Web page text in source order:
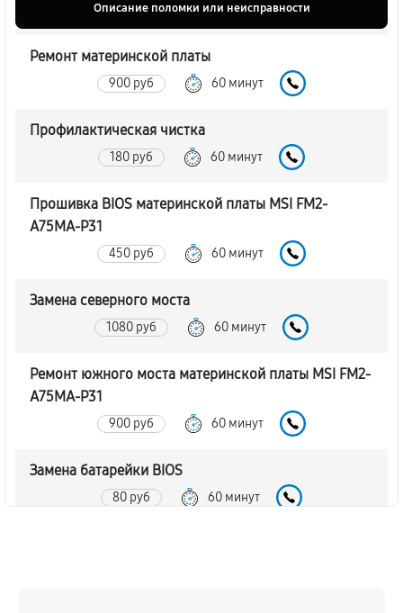
Описание поломки или неисправности
Ремонт материнской платы
900 руб 60 минут
Профилактическая чистка
180 руб 60 минут
Прошивка BIOS материнской платы MSI FM2-
A75MA-P31
450 руб 60 минут
Замена северного моста
1080 руб 60 минут
Ремонт южного моста материнской платы MSI FM2-
A75MA-P31
900 руб 60 минут
Замена батарейки BIOS
80 руб 60 минут